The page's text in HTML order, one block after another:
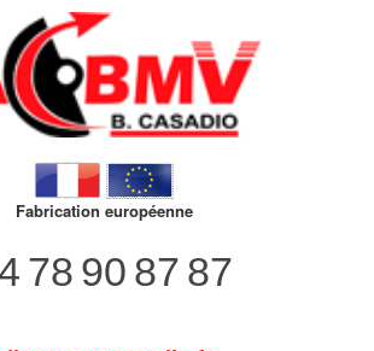
Fabrication européenne
78 90 87 87